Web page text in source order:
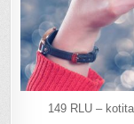
149 RLU –